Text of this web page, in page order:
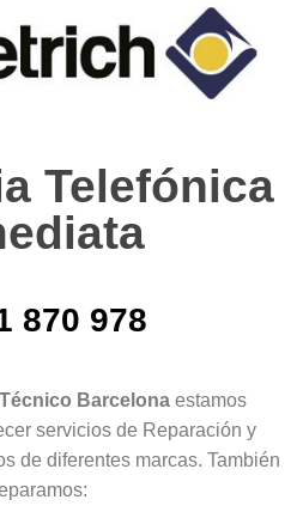
Telefónica
870 978
Barcelona estamos
servicios de Reparación y
de diferentes marcas. También